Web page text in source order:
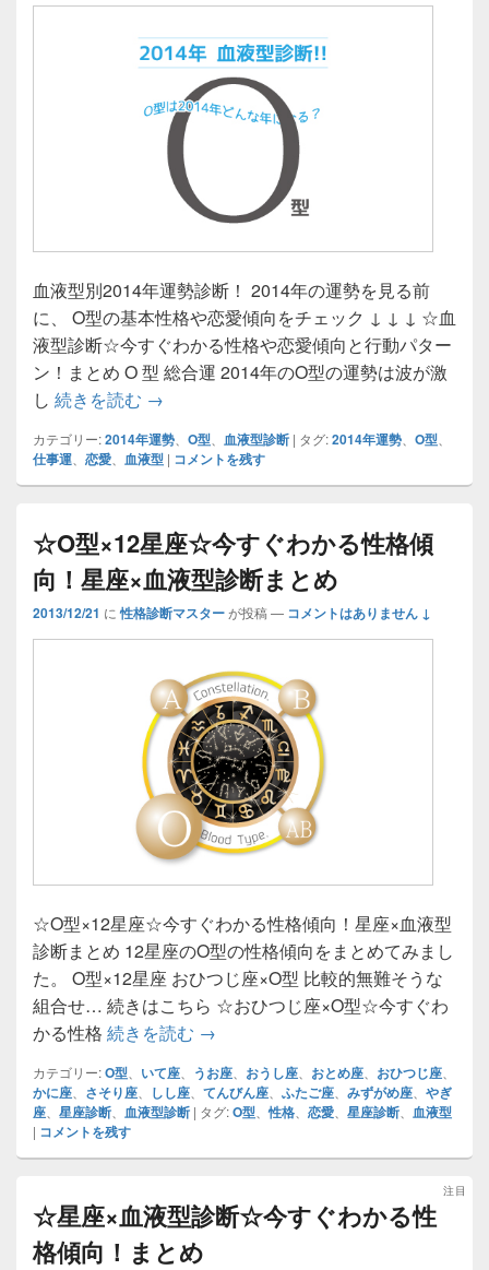
血液型別2014年運勢診断！ 2014年の運勢を見る前
に、 O型の基本性格や恋愛傾向をチェック ↓ ↓ ↓ ☆血
液型診断☆今すぐわかる性格や恋愛傾向と行動パター
ン！まとめ O 型 総合運 2014年のO型の運勢は波が激
し 続きを読む O型の2014年の運勢は？血液型別2014年運
→
カテゴリー:2014年運勢 O型 血液型診断 | タグ:2014年運勢 O型
仕事運 恋愛 血液型 | コメントを残す
☆O型×12星座☆今すぐわかる性格傾
向！星座×血液型診断まとめ
2013/12/21 に 性格診断マスターが投稿 — コメントはありません ↓
☆O型×12星座☆今すぐわかる性格傾向！星座×血液型
診断まとめ 12星座のO型の性格傾向をまとめてみまし
た。 O型×12星座 おひつじ座×O型 比較的無難そうな
組合せ… 続きはこちら ☆おひつじ座×O型☆今すぐわ
かる性格 続きを読む ☆O型×12星座☆今すぐわかる性格傾
→
カテゴリー:O型 いて座 うお座 おうし座 おとめ座 おひつじ座
かに座 さそり座 しし座 てんびん座 ふたご座 みずがめ座
やぎ
座
星座診断 血液型診断 | タグ:O型 、性格 恋愛 星座診断 血液型
| コメントを残す
☆星座×血液型診断☆今すぐわかる性
格傾向！まとめ
注目